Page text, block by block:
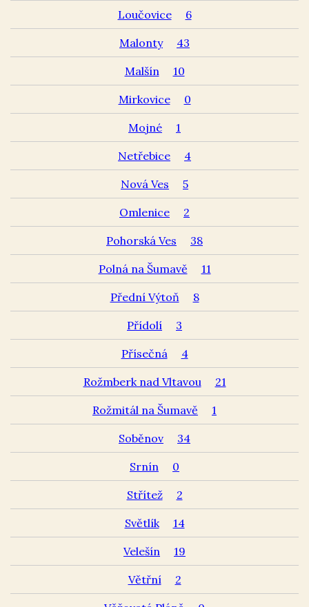
Loučovice 6
Malonty 43
Malšín 10
Mirkovice 0
Mojné 1
Netřebice 4
Nová Ves 5
Omlenice 2
Pohorská Ves 38
Polná na Šumavě 11
Přední Výtoň 8
Přídolí 3
Přísečná 4
Rožmberk nad Vltavou 21
Rožmitál na Šumavě 1
Soběnov 34
Srnín 0
Střítež 2
Světlík 14
Velešín 19
Větřní 2